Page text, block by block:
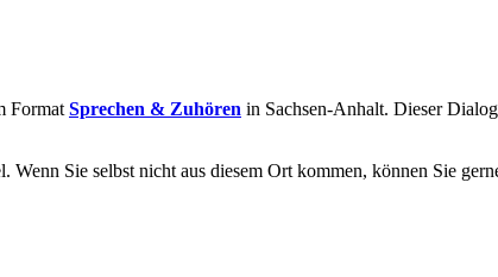
Format Sprechen & Zuhören in Sachsen-Anhalt. Dieser
Sie selbst nicht aus diesem Ort kommen, können Sie